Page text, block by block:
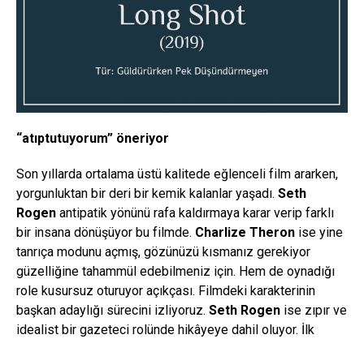
“atıptutuyorum” öneriyor
Son yıllarda ortalama üstü kalitede eğlenceli film ararken,
yorgunluktan bir deri bir kemik kalanlar yaşadı. Seth
Rogen antipatik yönünü rafa kaldırmaya karar verip farklı
bir insana dönüşüyor bu filmde. Charlize Theron ise yine
tanrıça modunu açmış, gözünüzü kısmanız gerekiyor
güzelliğine tahammül edebilmeniz için. Hem de oynadığı
role kusursuz oturuyor açıkçası. Filmdeki karakterinin
başkan adaylığı sürecini izliyoruz. Seth Rogen ise zıpır ve
idealist bir gazeteci rolünde hikâyeye dahil oluyor. İlk